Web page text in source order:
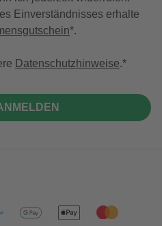
Einverständnisses erhalte
*.
Datenschutzhinweise.